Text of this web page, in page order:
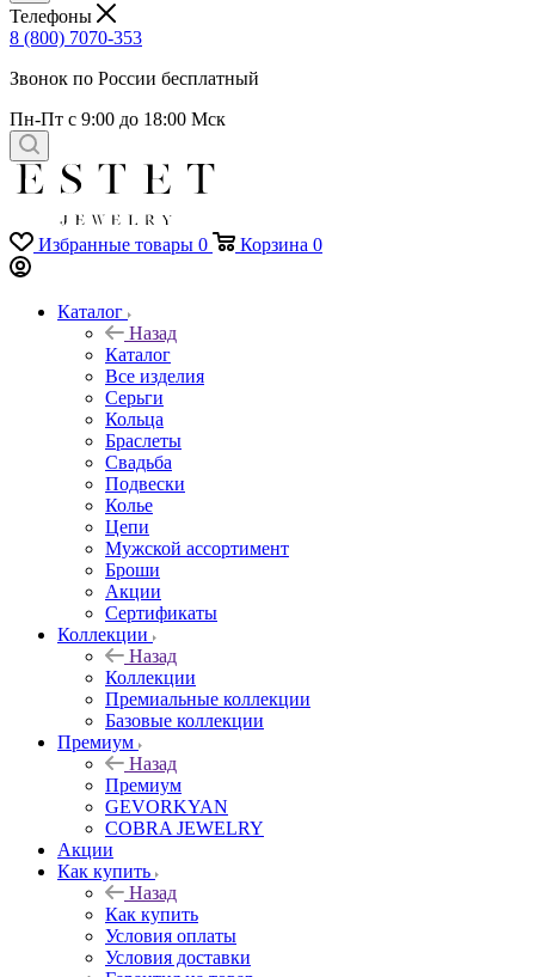
Телефоны
8 (800) 7070-353
Звонок по России бесплатный
Пн-Пт с 9:00 до 18:00 Мск
Избранные товары 0 Корзина 0
Каталог
Назад
Каталог
Все изделия
Серьги
Кольца
Браслеты
Свадьба
Подвески
Колье
Цепи
Мужской ассортимент
Броши
Акции
Сертификаты
Коллекции
Назад
Коллекции
Премиальные коллекции
Базовые коллекции
Премиум
Назад
Премиум
GEVORKYAN
COBRA JEWELRY
Акции
Как купить
Назад
Как купить
Условия оплаты
Условия доставки